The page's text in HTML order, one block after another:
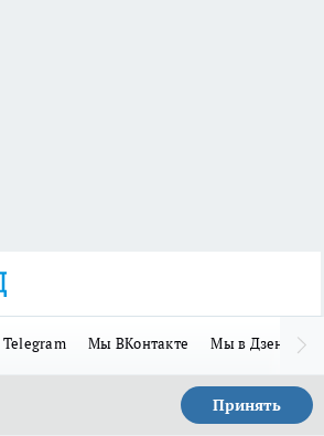
Мы ВКонтакте Мы в Дзене
Принять